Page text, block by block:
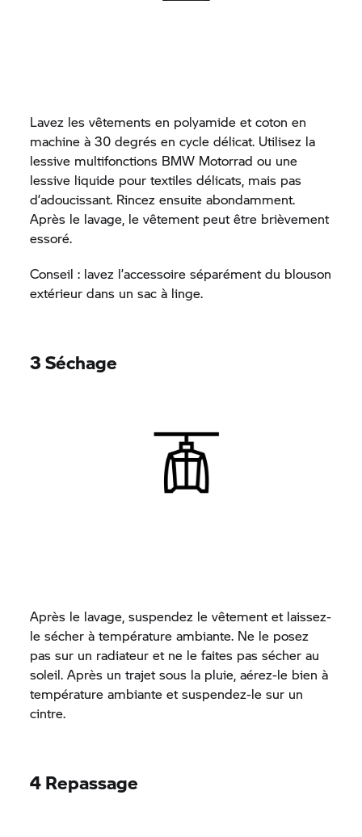
Lavez les vêtements en polyamide et coton en
machine à 30 degrés en cycle délicat. Utilisez la
lessive multifonctions BMW Motorrad ou une
lessive liquide pour textiles délicats, mais pas
d’adoucissant. Rincez ensuite abondamment.
Après le lavage, le vêtement peut être brièvement
essoré.
Conseil : lavez l’accessoire séparément du blouson
extérieur dans un sac à linge.
3 Séchage
Après le lavage, suspendez le vêtement et laissez-
le sécher à température ambiante. Ne le posez
pas sur un radiateur et ne le faites pas sécher au
soleil. Après un trajet sous la pluie, aérez-le bien à
température ambiante et suspendez-le sur un
cintre.
4 Repassage